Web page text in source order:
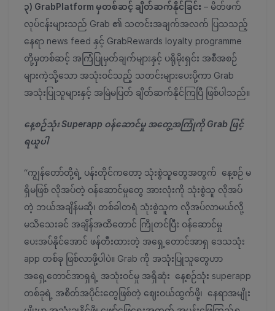
၃) GrabPlatform မှတစ်ဆင့် ချိတ်ဆက်နိုင်ခြင်း – မိတ်ဖက်
လုပ်ငန်းများသည် Grab ၏ သတင်းအချက်အလက် ပြသသည့်
နေရာ news feed နှင့် GrabRewards loyalty programme
တို့မှတစ်ဆင့် အကြံပြုမှတ်ချက်များနှင့် ပရိုမိုးရှင်း အစီအစဉ်
များကဲ့သို့သော အသုံးဝင်သည့် သတင်းများပေးပို့ကာ Grab
အသုံးပြုသူများနှင့် အမြဲမပြတ် ချိတ်ဆက်နိုင်ကြပြီ ဖြစ်ပါသည်။
နေ့စဉ်သုံး Superapp ဝန်ဆောင်မှု အတွေ့အကြုံကို Grab ဖြင့်
ရယူပါ
“ကျွန်တော်တို့ရဲ့ ပန်းတိုင်ကတော့ သုံးစွဲသူတွေအတွက် နေ့စဉ် မ
ရှိမဖြစ် လိုအပ်တဲ့ ဝန်ဆောင်မှုတွေ အားလုံးကို သုံးစွဲသူ လိုအပ်
တဲ့ ဘယ်အချိန်မဆို၊ တစ်ခါတရံ သုံးစွဲသူက လိုအပ်လာမယ်လို့
မသိသေးခင် အချိန်အထိတောင် ကြိုတင်ပြီး ဝန်ဆောင်မှု
ပေးအပ်နိုင်အောင် ဖန်တီးထားတဲ့ အရှေ့တောင်အာရှ ဒေသသုံး
app တစ်ခု ဖြစ်လာဖို့ပါပဲ။ Grab ကို အသုံးပြုသူတွေဟာ
အရှေ့တောင်အာရှရဲ့ အသုံးဝင်မှု အရှိဆုံး နေ့စဉ်သုံး superapp
တစ်ခုရဲ့ အစိတ်အပိုင်းတွေဖြစ်တဲ့ ဈေးဝယ်ထွက်ဖို့၊ နေရာအမျိုး